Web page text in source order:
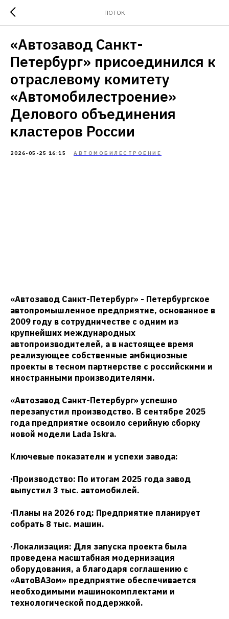
ПОТОК
«Автозавод Санкт-
Петербург» присоединился к
отраслевому комитету
«Автомобилестроение»
Делового объединения
кластеров России
2026-05-25 16:15 АВТОМОБИЛЕСТРОЕНИЕ
«Автозавод Санкт-Петербург» - Петербургское
автопромышленное предприятие, основанное в
2009 году в сотрудничестве с одним из
крупнейших международных
автопроизводителей, а в настоящее время
реализующее собственные амбициозные
проекты в тесном партнерстве с российскими и
иностранными производителями.
«Автозавод Санкт-Петербург» успешно
перезапустил производство. В сентябре 2025
года предприятие освоило серийную сборку
новой модели Lada Iskra.
Ключевые показатели и успехи завода:
·Производство: По итогам 2025 года завод
выпустил 3 тыс. автомобилей.
·Планы на 2026 год: Предприятие планирует
собрать 8 тыс. машин.
·Локализация: Для запуска проекта была
проведена масштабная модернизация
оборудования, а благодаря соглашению с
«АвтоВАЗом» предприятие обеспечивается
необходимыми машинокомплектами и
технологической поддержкой.